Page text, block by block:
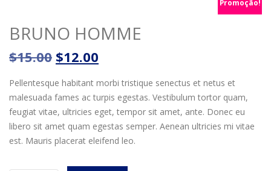
Promoção!
BRUNO HOMME
$15.00 O
preço
original
era:
$15.00.
$12.00
preço
atual
é:
$12.00.
Pellentesque habitant morbi tristique senectus et netus et
malesuada fames ac turpis egestas. Vestibulum tortor quam,
feugiat vitae, ultricies eget, tempor sit amet, ante. Donec eu
libero sit amet quam egestas semper. Aenean ultricies mi vitae
est. Mauris placerat eleifend leo.